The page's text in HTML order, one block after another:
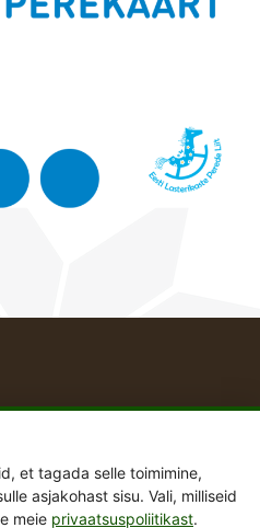
et tagada selle toimimine,
asjakohast sisu. Vali, milliseid
meie privaatsuspoliitikast.